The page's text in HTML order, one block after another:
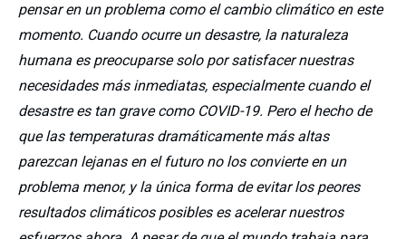
pensar en un problema como el cambio climático en este
momento. Cuando ocurre un desastre, la naturaleza
humana es preocuparse solo por satisfacer nuestras
necesidades más inmediatas, especialmente cuando el
desastre es tan grave como COVID-19. Pero el hecho de
que las temperaturas dramáticamente más altas
parezcan lejanas en el futuro no los convierte en un
problema menor, y la única forma de evitar los peores
resultados climáticos posibles es acelerar nuestros